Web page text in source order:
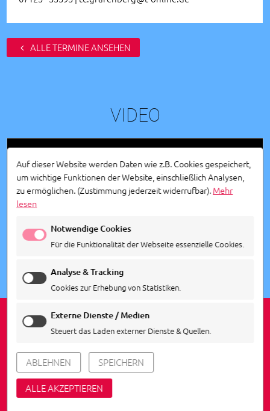
ALLE TERMINE ANSEHEN
VIDEO
IMPRESSUM DATENSCHUTZ
COOKIE EINSTELLUNGEN
© 2026Agentur Siedepunkt
Auf dieser Website werden Daten wie z.B. Cookies gespeichert,
um wichtige Funktionen der Website, einschließlich Analysen,
zu ermöglichen. (Zustimmung jederzeit widerrufbar). Mehr
lesen
Notwendige Cookies
Für die Funktionalität der Webseite essenzielle Cookies.
Analyse & Tracking
Cookies zur Erhebung von Statistiken.
Externe Dienste / Medien
Steuert das Laden externer Dienste & Quellen.
ABLEHNEN SPEICHERN
ALLE AKZEPTIEREN